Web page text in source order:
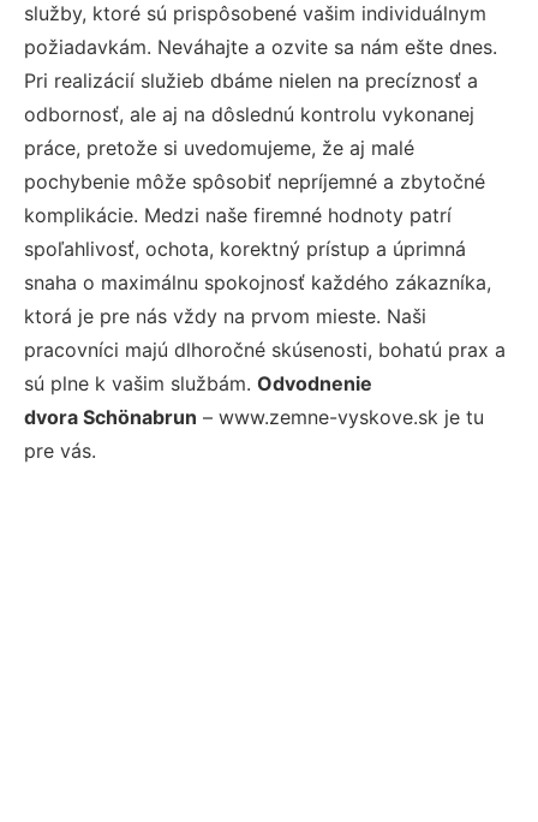
služby, ktoré sú prispôsobené vašim individuálnym
požiadavkám. Neváhajte a ozvite sa nám ešte dnes.
Pri realizácií služieb dbáme nielen na precíznosť a
odbornosť, ale aj na dôslednú kontrolu vykonanej
práce, pretože si uvedomujeme, že aj malé
pochybenie môže spôsobiť nepríjemné a zbytočné
komplikácie. Medzi naše firemné hodnoty patrí
spoľahlivosť, ochota, korektný prístup a úprimná
snaha o maximálnu spokojnosť každého zákazníka,
ktorá je pre nás vždy na prvom mieste. Naši
pracovníci majú dlhoročné skúsenosti, bohatú prax a
sú plne k vašim službám. Odvodnenie
dvora Schönabrun – www.zemne-vyskove.sk je tu
pre vás.